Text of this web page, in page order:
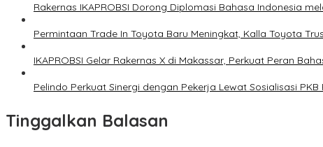
Rakernas IKAPROBSI Dorong Diplomasi Bahasa Indonesia
Permintaan Trade In Toyota Baru Meningkat, Kalla Toyota
IKAPROBSI Gelar Rakernas X di Makassar, Perkuat Peran
Pelindo Perkuat Sinergi dengan Pekerja Lewat Sosialisasi PKB
Tinggalkan Balasan